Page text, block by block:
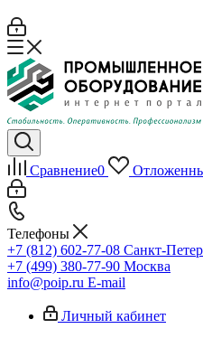
Сравнение0
Телефоны
+7 (812) 602-77-08 Санкт-
+7 (499) 380-77-90 Москва
info@poip.ru E-mail
Личный кабинет